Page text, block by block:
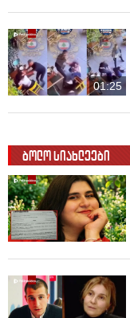
01:25
ბოლო სიახლეები